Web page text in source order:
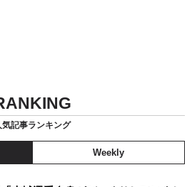
気記事ランキング
Weekly